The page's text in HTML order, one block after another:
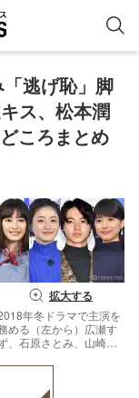
「逃げ恥」脚
ス、松本潤
ころまとめ
拡大する
年冬ドラマで主演を
める（左から）広瀬す
、石原さとみ、山崎賢
プレス